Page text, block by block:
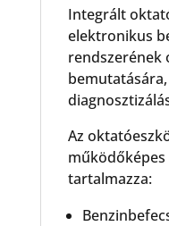
Integrált
elektronikus
rendszerének
Az
tartalmazza: